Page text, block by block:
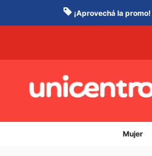
¡Aprovechá la promo!
Mujer